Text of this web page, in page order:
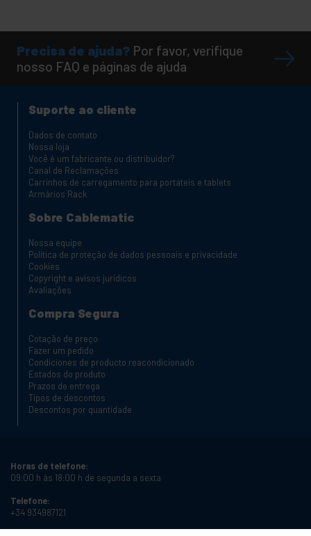
Precisa de ajuda? Por favor, verifique
nosso FAQ e páginas de ajuda
Suporte ao cliente
Dados de contato
Nossa loja
Você é um fabricante ou distribuidor?
Canal de Reclamações
Carrinhos de carregamento para portáteis e tablets
Armários Rack
Sobre Cablematic
Nossa equipe
Política de proteção de dados pessoais e privacidade
Cookies
Copyright e avisos jurídicos
Avaliações
Compra Segura
Cotação de preço
Fazer um pedido
Condiciones de producto reacondicionado
Estados do produto
Prazos de entrega
Tipos de descontos
Descontos por quantidade
Horas de telefone:
09:00 h às 18:00 h de segunda a sexta
Telefone:
+34 934987121